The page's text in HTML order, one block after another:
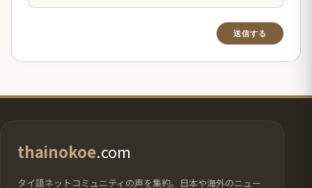
thainokoe.com
タイ語ネットコミュニティの声を集約。日本や海外のニュー